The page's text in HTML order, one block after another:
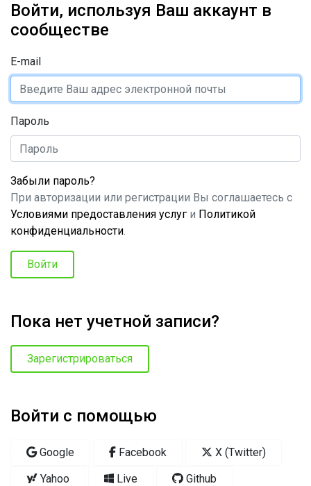
Войти, используя Ваш аккаунт в
сообществе
E-mail
Пароль
Забыли пароль?
При авторизации или регистрации Вы соглашаетесь с
Условиями предоставления услуг и Политикой
конфиденциальности.
Войти
Пока нет учетной записи?
Зарегистрироваться
Войти с помощью
Google Facebook
X (Twitter)
Yahoo
Live Github